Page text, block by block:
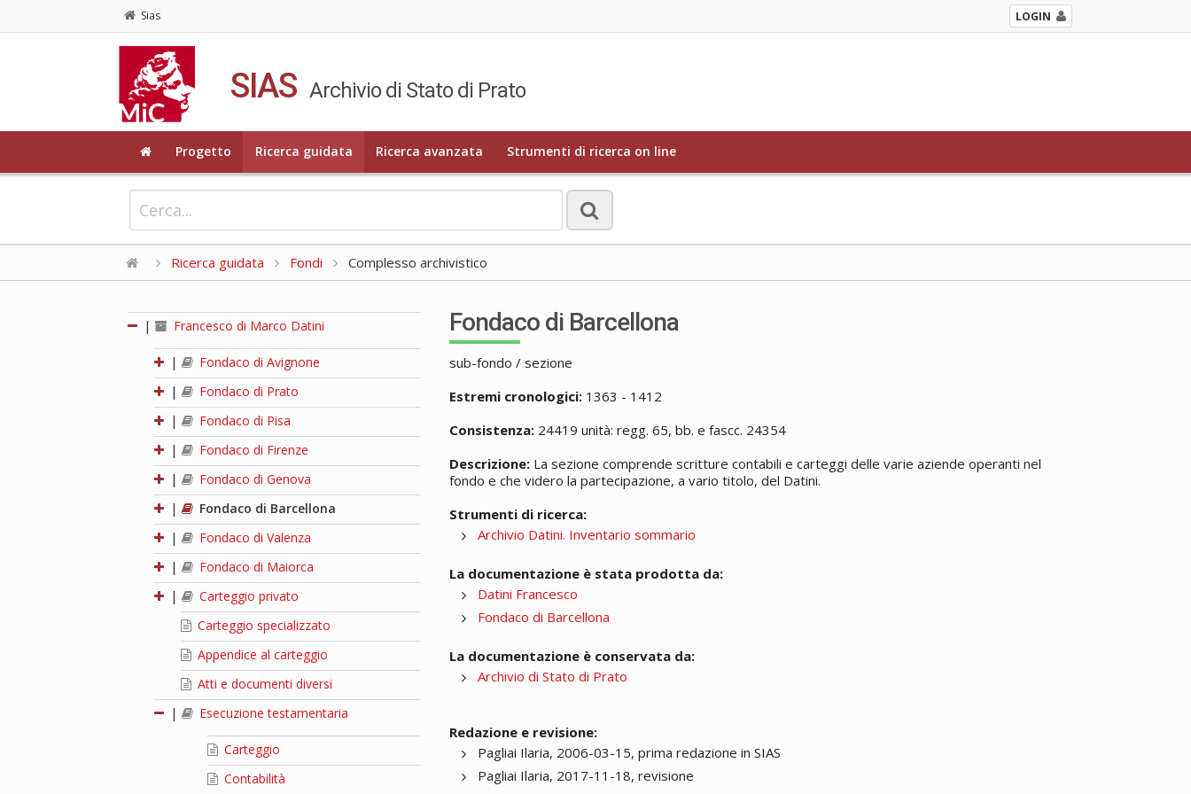
Sias LOGIN
SIAS Archivio di Stato di Prato
Progetto Ricerca guidata Ricerca avanzata Strumenti di ricerca on line
Ricerca guidata Fondi Complesso archivistico
| Francesco di Marco Datini
|
Fondaco di Avignone
|
Fondaco di Prato
|
Fondaco di Pisa
|
Fondaco di Firenze
|
Fondaco di Genova
|
Fondaco di Barcellona
|
Fondaco di Valenza
|
Fondaco di Maiorca
|
Carteggio privato
Carteggio specializzato
Appendice al carteggio
Atti e documenti diversi
|
Esecuzione testamentaria
Carteggio
Contabilità
Fondaco di Barcellona
sub-fondo / sezione
Estremi cronologici: 1363 - 1412
Consistenza: 24419 unità: regg. 65, bb. e fascc. 24354
Descrizione: La sezione comprende scritture contabili e carteggi delle varie aziende operanti nel
fondo e che videro la partecipazione, a vario titolo, del Datini.
Strumenti di ricerca:
Archivio Datini. Inventario sommario
La documentazione è stata prodotta da:
Datini Francesco
Fondaco di Barcellona
La documentazione è conservata da:
Archivio di Stato di Prato
Redazione e revisione:
Pagliai Ilaria, 2006-03-15, prima redazione in SIAS
Pagliai Ilaria, 2017-11-18, revisione